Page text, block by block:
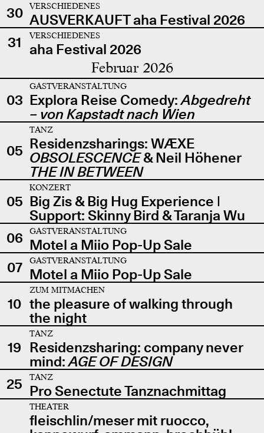
30
VERSCHIEDENES
AUSVERKAUFT aha Festival 2026
31
VERSCHIEDENES
aha Festival 2026
Februar 2026
03
GASTVERANSTALTUNG
Explora Reise Comedy:Abgedreht
– von Kapstadt nach Wien
05
TANZ
Residenzsharings: WÆXE
OBSOLESCENCE& Neil Höhener
THE IN BETWEEN
05
KONZERT
Big Zis & Big Hug Experience |
Support: Skinny Bird & Taranja Wu
06
GASTVERANSTALTUNG
Motel a Miio Pop-Up Sale
07
GASTVERANSTALTUNG
Motel a Miio Pop-Up Sale
10
ZUM MITMACHEN
the pleasure of walking through
the night
19
TANZ
Residenzsharing: company never
mind:AGE OF DESIGN
25
TANZ
Pro Senectute Tanznachmittag
THEATER
fleischlin/meser mit ruocco,